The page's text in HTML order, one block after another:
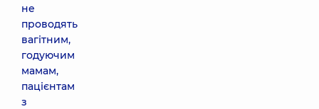
не
проводять
вагітним,
годуючим
мамам,
пацієнтам
з